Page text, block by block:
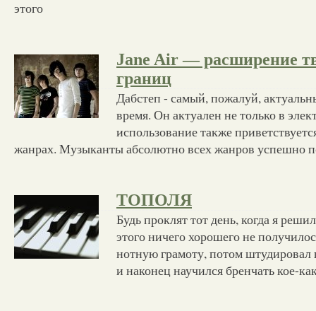
этого
Jane Air — расширение
границ
Дабстеп - самый, пожалуй,
время. Он актуален не только в
использование также
жанрах. Музыканты абсолютно всех жанров успешно
ТОПОЛЯ
Будь проклят тот день, когда я
этого ничего хорошего не
нотную грамоту, потом
и наконец научился бренчать кое-